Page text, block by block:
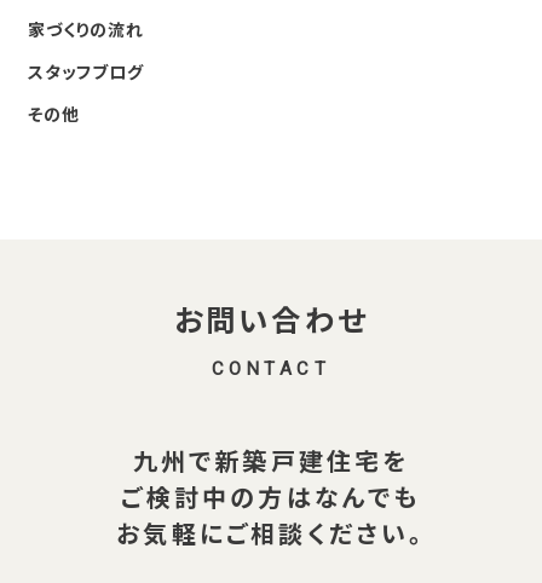
家づくりの流れ
スタッフブログ
その他
お問い合わせ
CONTACT
九州で新築戸建住宅を
ご検討中の方はなんでも
お気軽にご相談ください。